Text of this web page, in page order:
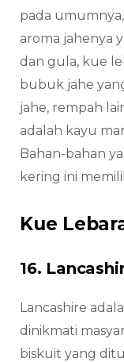
pada
aroma jahenya
dan gula, kue
bubuk jahe
jahe, rempah
adalah kayu
Bahan-bahan
kering ini
Kue
16.
Lancashire
dinikmati
biskuit yang